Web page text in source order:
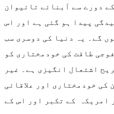
دورے سے آبنائے تائیوان
پیدا ہو گئی ہے اور اس
گے۔ یہ دنیا کی دوسری سب
طاقت کی خودمختاری کو
اشتعال انگیزی ہے۔ غیر
کی خودمختاری اور علاقائی
امریکہ کے تکبر اور اس کے